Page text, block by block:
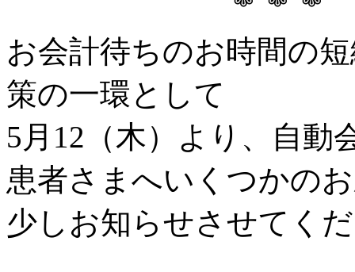
お会計待ちのお時間の
策の一環として
5月12（木）より、自動
患者さまへいくつかの
少しお知らせさせてく